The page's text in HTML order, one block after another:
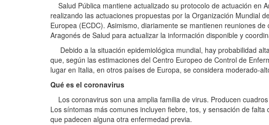
Salud Pública mantiene actualizado su protocolo de actuación en
realizando las actuaciones propuestas por la Organización Mundial
Europea (ECDC). Asimismo, diariamente se mantienen reuniones
Aragonés de Salud para actualizar la información disponible y
Debido a la situación epidemiológica mundial, hay probabilidad
que, según las estimaciones del Centro Europeo de Control de
lugar en Italia, en otros países de Europa, se considera moderado-
Qué es el coronavirus
Los coronavirus son una amplia familia de virus. Producen
Los síntomas más comunes incluyen fiebre, tos, y sensación de
que padecen alguna otra enfermedad previa.